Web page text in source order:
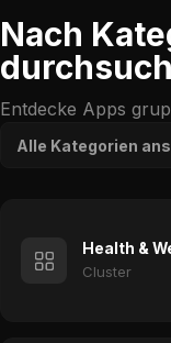
Nach
Entdecke Apps
Alle Kategorien
Health &
Cluster